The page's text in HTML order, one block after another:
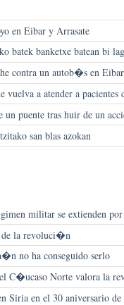
en Eibar y Arrasate
batek banketxe batean bi
contra un autob�s en Eibar
vuelva a atender a pacientes
un puente tras huir de un
san blas azokan
militar se extienden
la revoluci�n
no ha conseguido serlo
Norte valora la
Siria en el 30 aniversario de